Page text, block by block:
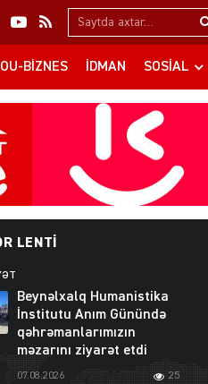
Search…
BIZNES İDMAN SOSIAL
LENTI
Beynəlxalq Humanistika
İnstitutu Anım Günündə
qəhrəmanlarımızın
məzarını ziyarət etdi
07.08.2026 25